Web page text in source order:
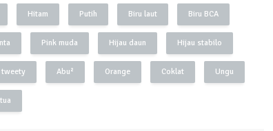
Hitam Putih Biru laut Biru BCA
Pink muda Hijau daun Hijau stabilo
tweety Abu² Orange Coklat Ungu